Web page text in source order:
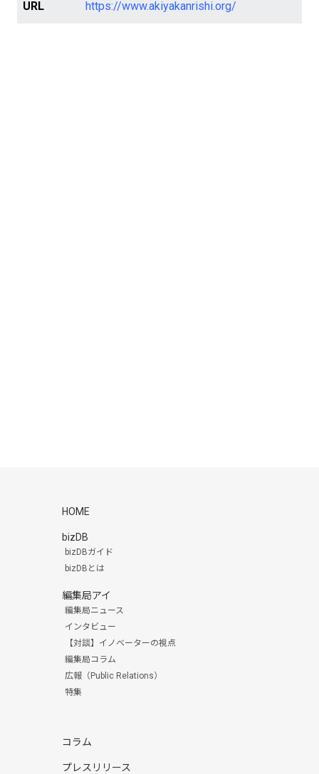
URL https://www.akiyakanrishi.org/
HOME
bizDB
bizDBガイド
bizDBとは
編集局アイ
編集局ニュース
インタビュー
【対談】イノベーターの視点
編集局コラム
広報（Public Relations）
特集
コラム
プレスリリース